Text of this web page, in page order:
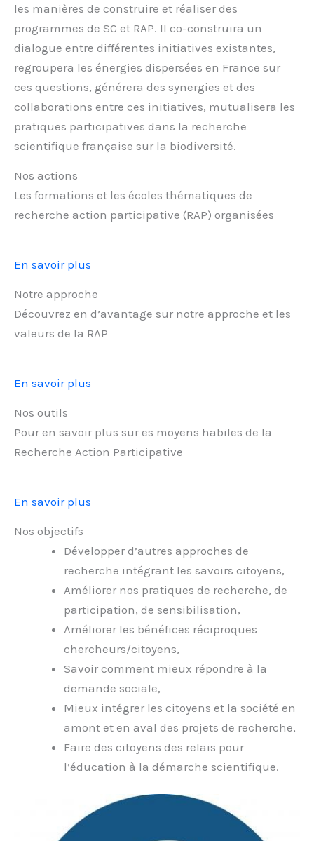
les manières de construire et réaliser des
programmes de SC et RAP. Il co-construira un
dialogue entre différentes initiatives existantes,
regroupera les énergies dispersées en France sur
ces questions, générera des synergies et des
collaborations entre ces initiatives, mutualisera les
pratiques participatives dans la recherche
scientifique française sur la biodiversité.
Nos actions
Les formations et les écoles thématiques de
recherche action participative (RAP) organisées
En savoir plus
Notre approche
Découvrez en d’avantage sur notre approche et les
valeurs de la RAP
En savoir plus
Nos outils
Pour en savoir plus sur es moyens habiles de la
Recherche Action Participative
En savoir plus
Nos objectifs
Développer d’autres approches de
recherche intégrant les savoirs citoyens,
Améliorer nos pratiques de recherche, de
participation, de sensibilisation,
Améliorer les bénéfices réciproques
chercheurs/citoyens,
Savoir comment mieux répondre à la
demande sociale,
Mieux intégrer les citoyens et la société en
amont et en aval des projets de recherche,
Faire des citoyens des relais pour
l’éducation à la démarche scientifique.